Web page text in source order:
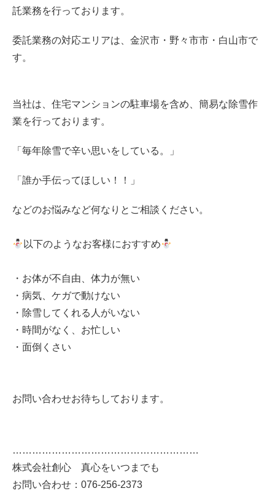
託業務を行っております。
委託業務の対応エリアは、金沢市・野々市市・白山市で
す。
当社は、住宅マンションの駐車場を含め、簡易な除雪作
業を行っております。
「毎年除雪で辛い思いをしている。」
「誰か手伝ってほしい！！」
などのお悩みなど何なりとご相談ください。
以下のようなお客様におすすめ
・お体が不自由、体力が無い
・病気、ケガで動けない
・除雪してくれる人がいない
・時間がなく、お忙しい
・面倒くさい
お問い合わせお待ちしております。
…………………………………………………
株式会社創心 真心をいつまでも
お問い合わせ：076-256-2373